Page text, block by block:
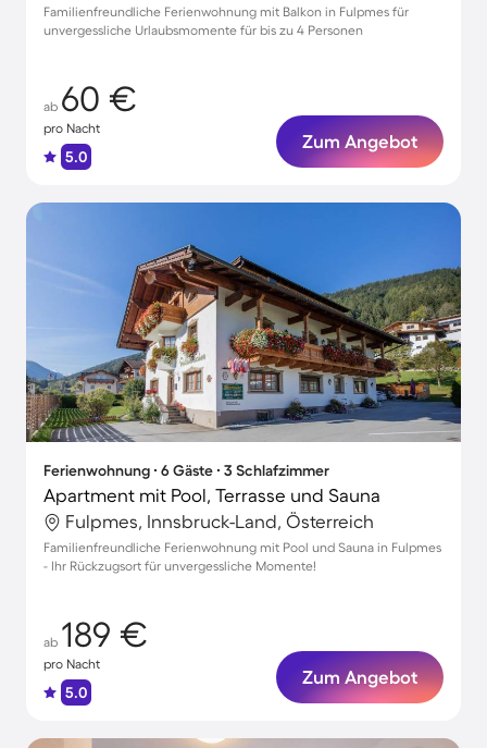
Familienfreundliche Ferienwohnung mit Balkon in Fulpmes für
unvergessliche Urlaubsmomente für bis zu 4 Personen
ab 60 €
pro Nacht
5.0
Zum Angebot
Ferienwohnung ∙ 6 Gäste ∙ 3 Schlafzimmer
Apartment mit Pool, Terrasse und Sauna
Fulpmes, Innsbruck-Land, Österreich
Familienfreundliche Ferienwohnung mit Pool und Sauna in Fulpmes
- Ihr Rückzugsort für unvergessliche Momente!
ab 189 €
pro Nacht
5.0
Zum Angebot